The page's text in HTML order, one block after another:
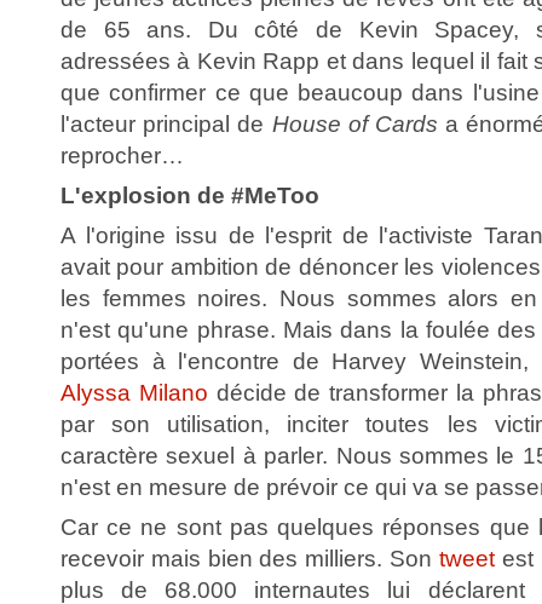
de 65 ans. Du côté de Kevin Spacey,
adressées à Kevin Rapp et dans lequel il fait
que confirmer ce que beaucoup dans
l'acteur principal de House of Cards a
reprocher…
L'explosion de #MeToo
A l'origine issu de l'esprit de l'activiste
avait pour ambition de dénoncer les
les femmes noires. Nous sommes alors
n'est qu'une phrase. Mais dans la foulée
portées à l'encontre de Harvey
Alyssa Milano décide de transformer la
par son utilisation, inciter toutes les
caractère sexuel à parler. Nous sommes le
n'est en mesure de prévoir ce qui va se
Car ce ne sont pas quelques réponses que
recevoir mais bien des milliers. Son tweetest
plus de 68.000 internautes lui déclarent